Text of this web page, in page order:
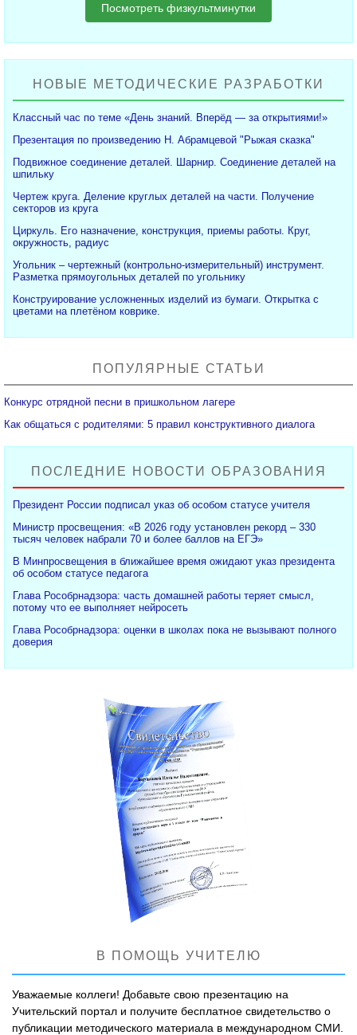
Посмотреть физкультминутки
НОВЫЕ МЕТОДИЧЕСКИЕ РАЗРАБОТКИ
Классный час по теме «День знаний. Вперёд — за открытиями!»
Презентация по произведению Н. Абрамцевой "Рыжая сказка"
Подвижное соединение деталей. Шарнир. Соединение деталей на
шпильку
Чертеж круга. Деление круглых деталей на части. Получение
секторов из круга
Циркуль. Его назначение, конструкция, приемы работы. Круг,
окружность, радиус
Угольник – чертежный (контрольно-измерительный) инструмент.
Разметка прямоугольных деталей по угольнику
Конструирование усложненных изделий из бумаги. Открытка с
цветами на плетёном коврике.
ПОПУЛЯРНЫЕ СТАТЬИ
Конкурс отрядной песни в пришкольном лагере
Как общаться с родителями: 5 правил конструктивного диалога
ПОСЛЕДНИЕ НОВОСТИ ОБРАЗОВАНИЯ
Президент России подписал указ об особом статусе учителя
Министр просвещения: «В 2026 году установлен рекорд – 330
тысяч человек набрали 70 и более баллов на ЕГЭ»
В Минпросвещения в ближайшее время ожидают указ президента
об особом статусе педагога
Глава Рособрнадзора: часть домашней работы теряет смысл,
потому что ее выполняет нейросеть
Глава Рособрнадзора: оценки в школах пока не вызывают полного
доверия
В ПОМОЩЬ УЧИТЕЛЮ
Уважаемые коллеги! Добавьте свою презентацию на
Учительский портал и получите бесплатное свидетельство о
публикации методического материала в международном СМИ.